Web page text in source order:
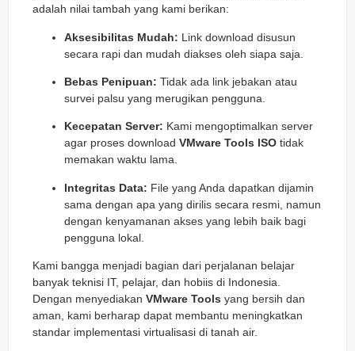
adalah nilai tambah yang kami berikan:
Aksesibilitas Mudah: Link download disusun
secara rapi dan mudah diakses oleh siapa saja.
Bebas Penipuan: Tidak ada link jebakan atau
survei palsu yang merugikan pengguna.
Kecepatan Server: Kami mengoptimalkan server
agar proses download VMware Tools ISO tidak
memakan waktu lama.
Integritas Data: File yang Anda dapatkan dijamin
sama dengan apa yang dirilis secara resmi, namun
dengan kenyamanan akses yang lebih baik bagi
pengguna lokal.
Kami bangga menjadi bagian dari perjalanan belajar
banyak teknisi IT, pelajar, dan hobiis di Indonesia.
Dengan menyediakan VMware Tools yang bersih dan
aman, kami berharap dapat membantu meningkatkan
standar implementasi virtualisasi di tanah air.